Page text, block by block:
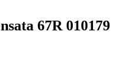
67R 010179